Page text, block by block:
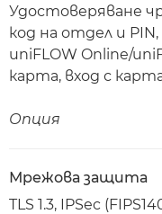
Удостоверяване
код на отдел и
uniFLOW Online/
карта, вход с
Опция
Мрежова защита
TLS 1.3, IPSec